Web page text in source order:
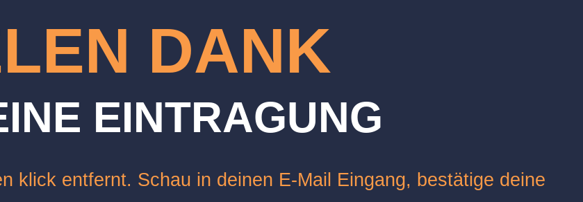
DANK
EINTRAGUNG
klick entfernt. Schau in deinen E-Mail Eingang, bestätige deine